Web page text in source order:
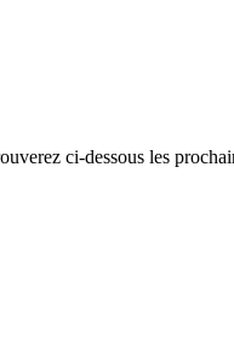
ci-dessous les